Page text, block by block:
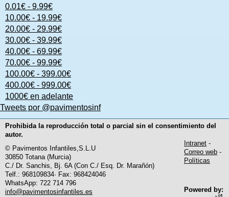
0.01€ - 9.99€
10.00€ - 19.99€
20.00€ - 29.99€
30.00€ - 39.99€
40.00€ - 69.99€
70.00€ - 99.99€
100.00€ - 399.00€
400.00€ - 999.00€
1000€ en adelante
Tweets por @pavimentosinf
Prohibida la reproducción total o parcial sin el consentimiento del
autor.
© Pavimentos Infantiles,S.L.U
30850 Totana (Murcia)
C./ Dr. Sanchis, Bj. 6A (Con C./ Esq. Dr. Marañón)
Telf.: 968109834· Fax: 968424046
WhatsApp: 722 714 796
info@pavimentosinfantiles.es
Intranet -
Correo web -
Políticas
Powered by: